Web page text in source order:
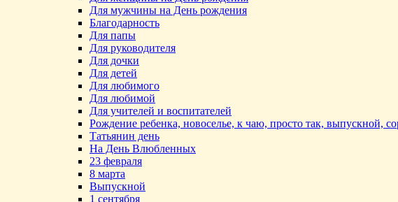
Для мужчины на День рождения
Благодарность
Для папы
Для руководителя
Для дочки
Для детей
Для любимого
Для любимой
Для учителей и воспитателей
Рождение ребенка, новоселье, к чаю, просто так, выпускной,
Татьянин день
На День Влюбленных
23 февраля
8 марта
Выпускной
1 сентября